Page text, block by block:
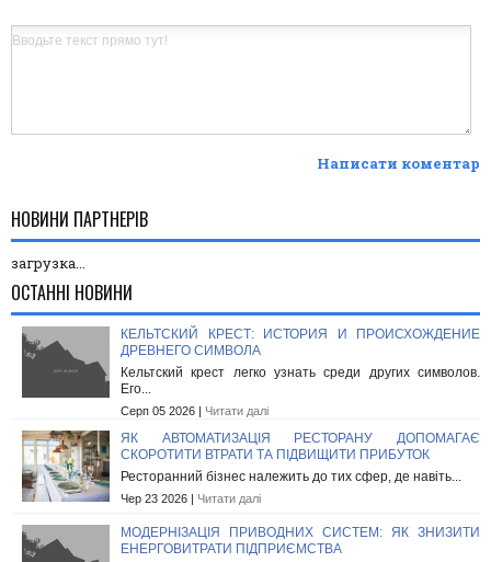
Написати коментар
НОВИНИ ПАРТНЕРІВ
загрузка...
ОСТАННІ НОВИНИ
КЕЛЬТСКИЙ КРЕСТ: ИСТОРИЯ И ПРОИСХОЖДЕНИЕ
ДРЕВНЕГО СИМВОЛА
Кельтский крест легко узнать среди других символов.
Его...
Серп 05 2026 | Читати далі
ЯК АВТОМАТИЗАЦІЯ РЕСТОРАНУ ДОПОМАГАЄ
СКОРОТИТИ ВТРАТИ ТА ПІДВИЩИТИ ПРИБУТОК
Ресторанний бізнес належить до тих сфер, де навіть...
Чер 23 2026 | Читати далі
МОДЕРНІЗАЦІЯ ПРИВОДНИХ СИСТЕМ: ЯК ЗНИЗИТИ
ЕНЕРГОВИТРАТИ ПІДПРИЄМСТВА